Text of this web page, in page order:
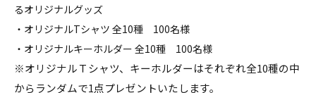
るオリジナルグッズ
・オリジナルTシャツ 全10種 100名様
・オリジナルキーホルダー 全10種 100名様
※オリジナルＴシャツ、キーホルダーはそれぞれ全10種の中
からランダムで1点プレゼントいたします。